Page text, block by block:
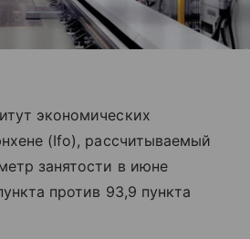
экономических
(Ifo), рассчитываемый
занятости в июне
против 93,9 пункта